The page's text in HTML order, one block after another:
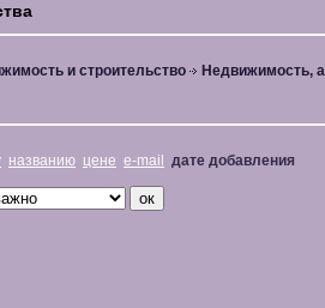
и строительство Недвижимость,
названию цене e-mail дате добавления